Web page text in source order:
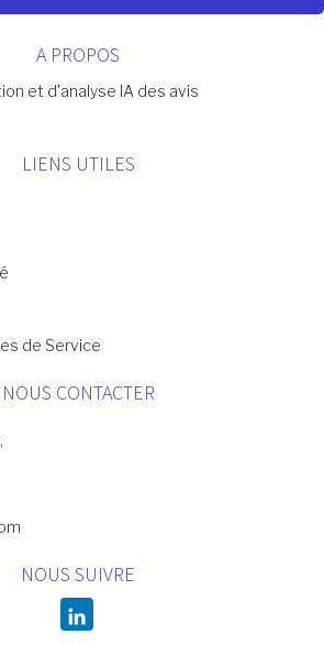
A PROPOS
et d'analyse IA des avis
LIENS UTILES
de Service
NOUS CONTACTER
NOUS SUIVRE